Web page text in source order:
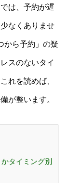
は、予約が遅
なくありませ
から予約」の疑
スのないタイ
れを読めば、
が整います。
タイミング別